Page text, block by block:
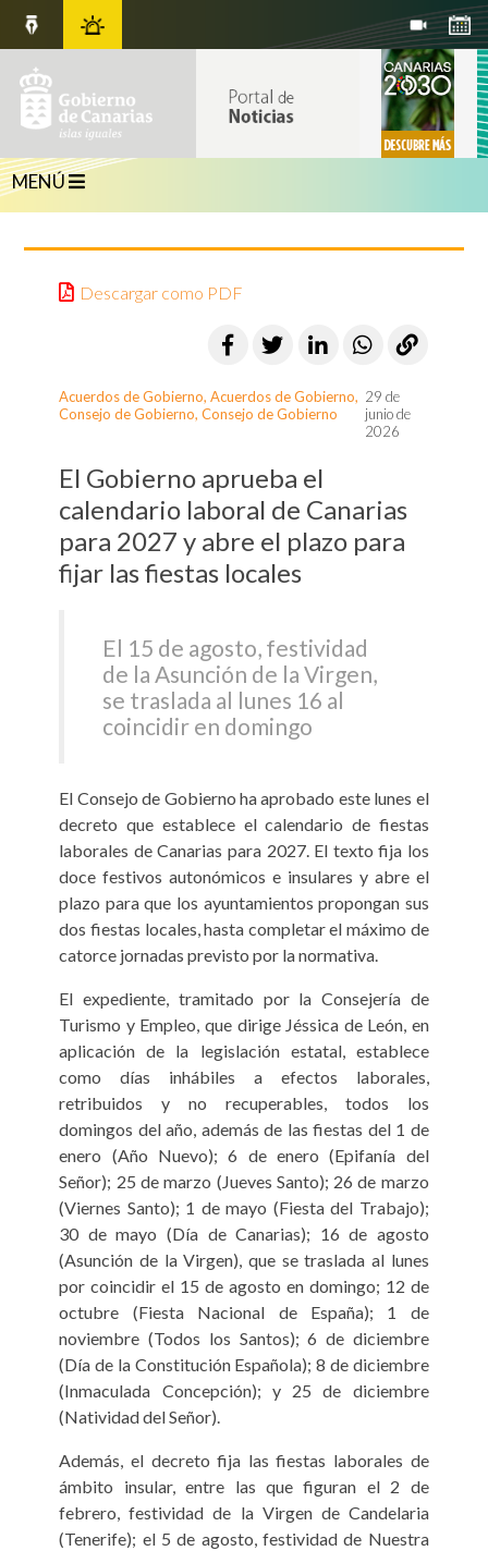
MENÚ
Descargar como PDF
Acuerdos de Gobierno,Acuerdos de Gobierno,
Consejo de Gobierno,Consejo de Gobierno
29 de
junio de
2026
El Gobierno aprueba el
calendario laboral de Canarias
para 2027 y abre el plazo para
fijar las fiestas locales
El 15 de agosto, festividad
de la Asunción de la Virgen,
se traslada al lunes 16 al
coincidir en domingo
El Consejo de Gobierno ha aprobado este lunes el
decreto que establece el calendario de fiestas
laborales de Canarias para 2027. El texto fija los
doce festivos autonómicos e insulares y abre el
plazo para que los ayuntamientos propongan sus
dos fiestas locales, hasta completar el máximo de
catorce jornadas previsto por la normativa.
El expediente, tramitado por la Consejería de
Turismo y Empleo, que dirige Jéssica de León, en
aplicación de la legislación estatal, establece
como días inhábiles a efectos laborales,
retribuidos y no recuperables, todos los
domingos del año, además de las fiestas del 1 de
enero (Año Nuevo); 6 de enero (Epifanía del
Señor); 25 de marzo (Jueves Santo); 26 de marzo
(Viernes Santo); 1 de mayo (Fiesta del Trabajo);
30 de mayo (Día de Canarias); 16 de agosto
(Asunción de la Virgen), que se traslada al lunes
por coincidir el 15 de agosto en domingo; 12 de
octubre (Fiesta Nacional de España); 1 de
noviembre (Todos los Santos); 6 de diciembre
(Día de la Constitución Española); 8 de diciembre
(Inmaculada Concepción); y 25 de diciembre
(Natividad del Señor).
Además, el decreto fija las fiestas laborales de
ámbito insular, entre las que figuran el 2 de
febrero, festividad de la Virgen de Candelaria
(Tenerife); el 5 de agosto, festividad de Nuestra